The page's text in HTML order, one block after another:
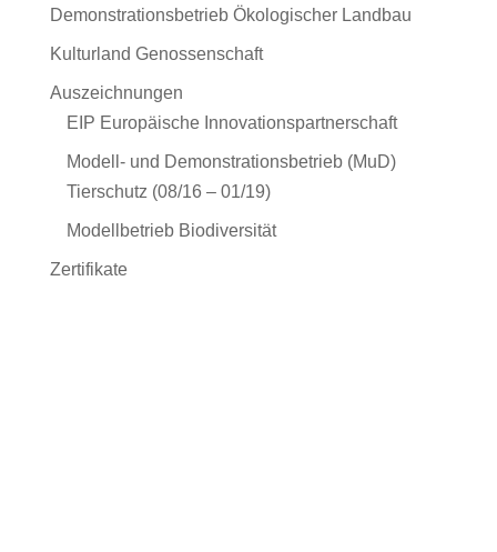
Demonstrationsbetrieb Ökologischer Landbau
Kulturland Genossenschaft
Auszeichnungen
EIP Europäische Innovationspartnerschaft
Modell- und Demonstrationsbetrieb (MuD)
Tierschutz (08/16 – 01/19)
Modellbetrieb Biodiversität
Zertifikate